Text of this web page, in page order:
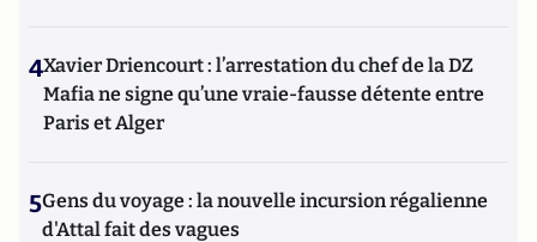
4Xavier Driencourt : l’arrestation du chef de la DZ
Mafia ne signe qu’une vraie-fausse détente entre
Paris et Alger
5Gens du voyage : la nouvelle incursion régalienne
d'Attal fait des vagues